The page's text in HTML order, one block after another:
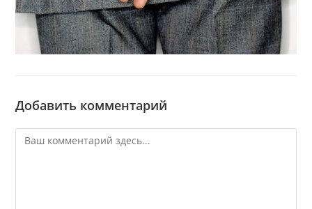
Добавить комментарий
Комментарий